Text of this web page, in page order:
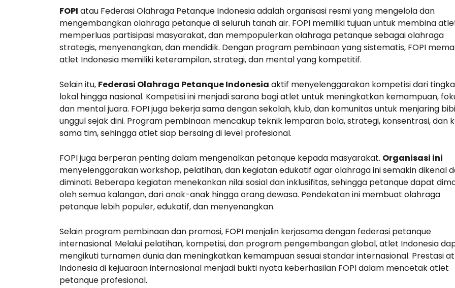
FOPI atau Federasi Olahraga Petanque Indonesia adalah organisasi resmi yang mengelola dan
mengembangkan olahraga petanque di seluruh tanah air. FOPI memiliki tujuan untuk membina
memperluas partisipasi masyarakat, dan mempopulerkan olahraga petanque sebagai olahraga
strategis, menyenangkan, dan mendidik. Dengan program pembinaan yang sistematis, FOPI
atlet Indonesia memiliki keterampilan, strategi, dan mental yang kompetitif.
Selain itu, Federasi Olahraga Petanque Indonesia aktif menyelenggarakan kompetisi dari
lokal hingga nasional. Kompetisi ini menjadi sarana bagi atlet untuk meningkatkan kemampuan,
dan mental juara. FOPI juga bekerja sama dengan sekolah, klub, dan komunitas untuk menjaring
unggul sejak dini. Program pembinaan mencakup teknik lemparan bola, strategi, konsentrasi, dan
sama tim, sehingga atlet siap bersaing di level profesional.
FOPI juga berperan penting dalam mengenalkan petanque kepada masyarakat. Organisasi ini
menyelenggarakan workshop, pelatihan, dan kegiatan edukatif agar olahraga ini semakin dikenal
diminati. Beberapa kegiatan menekankan nilai sosial dan inklusifitas, sehingga petanque dapat
oleh semua kalangan, dari anak-anak hingga orang dewasa. Pendekatan ini membuat olahraga
petanque lebih populer, edukatif, dan menyenangkan.
Selain program pembinaan dan promosi, FOPI menjalin kerjasama dengan federasi petanque
internasional. Melalui pelatihan, kompetisi, dan program pengembangan global, atlet Indonesia
mengikuti turnamen dunia dan meningkatkan kemampuan sesuai standar internasional. Prestasi
Indonesia di kejuaraan internasional menjadi bukti nyata keberhasilan FOPI dalam mencetakatlet
petanque profesional.
«Prior to joining
Consulting WP, Bianca
«Consulting WordPress
Theme is the way to go